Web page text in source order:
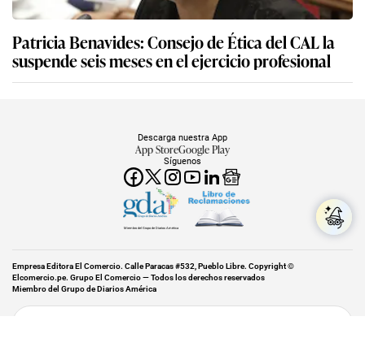
Patricia Benavides: Consejo de Ética del CAL la
suspende seis meses en el ejercicio profesional
Síguenos
Descarga nuestra App
App StoreGoogle Play
Miembro del Grupo de Diarios América
Empresa Editora El Comercio. Calle Paracas #532, Pueblo Libre. Copyright ©
Elcomercio.pe. Grupo El Comercio — Todos los derechos reservados
Miembro del Grupo de Diarios América